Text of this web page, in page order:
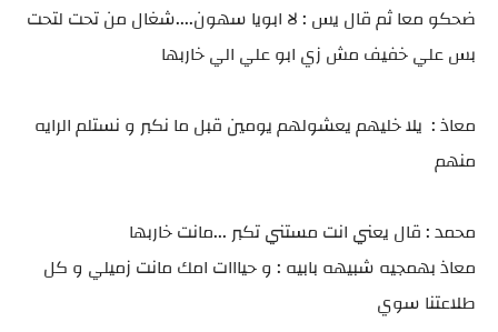
ضحكو معا ثم قال يس : لا ابويا سهون....شغال من تحت لتحت
بس علي خفيف مش زي ابو علي الي خاربها
معاذ : يلا خليهم يعشولهم يومين قبل ما نكبر و نستلم الرايه
منهم
محمد : قال يعني انت مستني تكبر ...مانت خاربها
معاذ بهمجيه شبيهه بابيه : و حيااات امك مانت زميلي و كل
طلاعتنا سوي